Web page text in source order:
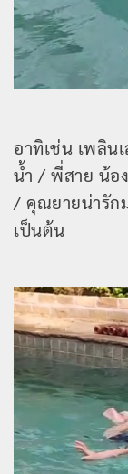
อาทิเช่น เพลิน
น้ำ / พี่สาย น้อง
/ คุณยายน่ารัก
เป็นต้น